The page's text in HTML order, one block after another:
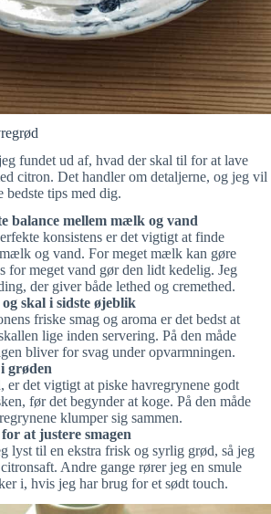
fundet ud af, hvad der skal til for at lave
citron. Det handler om detaljerne, og jeg vil
bedste tips med dig.
balance mellem mælk og vand
konsistens er det vigtigt at finde
og vand. For meget mælk kan gøre
for meget vand gør den lidt kedelig. Jeg
der giver både lethed og cremethed.
skal i sidste øjeblik
friske smag og aroma er det bedst at
lige inden servering. På den måde
bliver for svag under opvarmningen.
grøden
er det vigtigt at piske havregrynene godt
før det begynder at koge. På den måde
klumper sig sammen.
at justere smagen
lyst til en ekstra frisk og syrlig grød, så jeg
Andre gange rører jeg en smule
i, hvis jeg har brug for et sødt touch.